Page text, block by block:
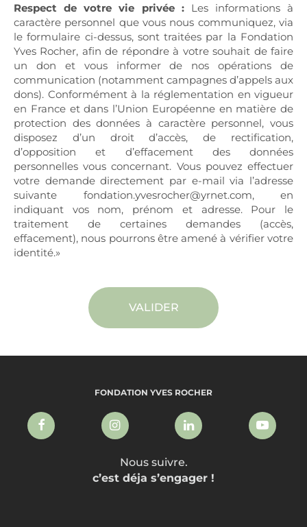
Respect de votre vie privée :Les informations à
caractère personnel que vous nous communiquez, via
le formulaire ci-dessus, sont traitées par la Fondation
Yves Rocher, afin de répondre à votre souhait de faire
un don et vous informer de nos opérations de
communication (notamment campagnes d’appels aux
dons). Conformément à la réglementation en vigueur
en France et dans l’Union Européenne en matière de
protection des données à caractère personnel, vous
disposez d’un droit d’accès, de rectification,
d’opposition et d’effacement des données
personnelles vous concernant. Vous pouvez effectuer
votre demande directement par e-mail via l’adresse
suivante fondation.yvesrocher@yrnet.com, en
indiquant vos nom, prénom et adresse. Pour le
traitement de certaines demandes (accès,
effacement), nous pourrons être amené à vérifier votre
identité.»
VALIDER
FONDATION YVES ROCHER
Nous suivre.
c’est déja s’engager !